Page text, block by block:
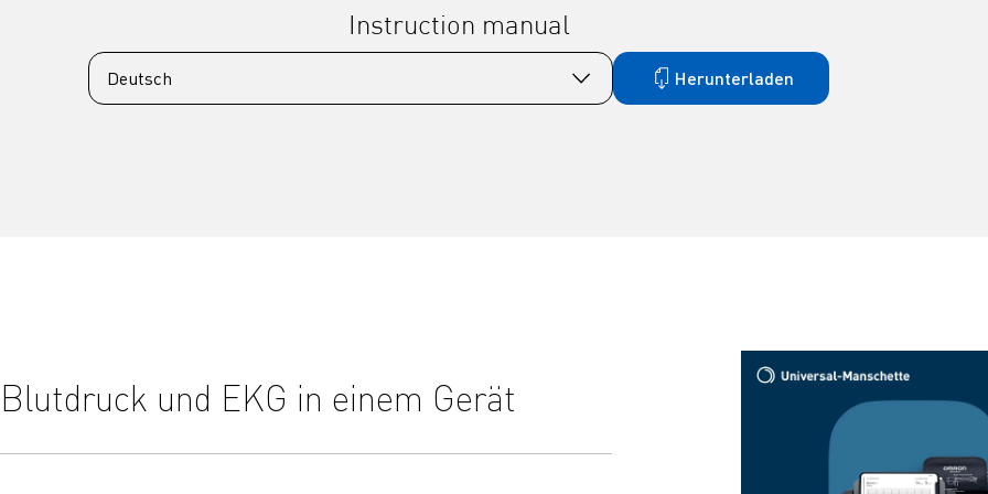
Instruction manual
Herunterladen
Blutdruck und EKG in einem Gerät
Erkennung wichtiger
Herzrhythmusstörungen